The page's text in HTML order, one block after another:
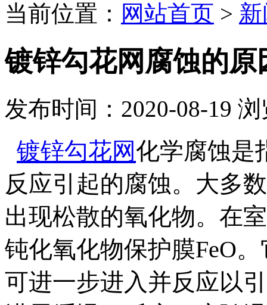
当前位置： 网站首页 >
镀锌勾花网腐蚀的原
发布时间：2020-08-19 浏
镀锌勾花网化学腐蚀是
反应引起的腐蚀。大多
出现松散的氧化物。在
钝化氧化物保护膜FeO
可进一步进入并反应以